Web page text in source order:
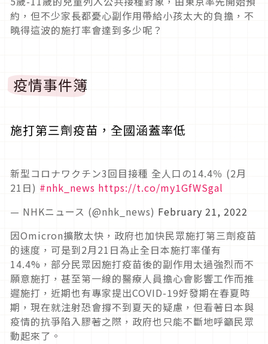
約，但不少家長都憂心副作用帶給小孩太大的負擔，不
曉得這波的施打率會達到多少呢？
疫情事件簿
施打第三劑疫苗，全國涵蓋率低
新型コロナワクチン3回目接種 全人口の14.4％ (2月
21日) #nhk_news https://t.co/my1GfWSgal
— NHKニュース (@nhk_news) February 21, 2022
因Omicron擴散太快，政府也加快民眾施打第三劑疫苗
的速度，可是到2月21日為止全日本施打率僅有
14.4%，部分民眾因施打疫苗後的副作用太過強烈而不
願意施打，甚至第一線的醫療人員擔心會影響工作而推
遲施打，近期也有專家提出COVID-19好發期在春夏時
期，現在就注射恐會撐不到夏天的疑慮，但看著日本與
疫情的抗爭陷入膠著之際，政府也只能不斷地呼籲民眾
動起來了。